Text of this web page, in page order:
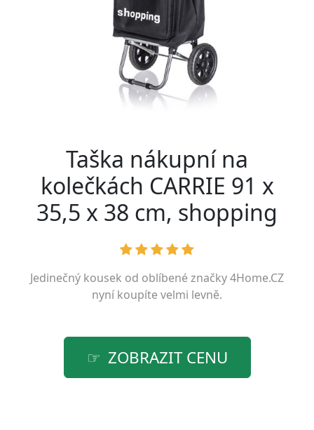
Taška nákupní na
kolečkách CARRIE 91 x
35,5 x 38 cm, shopping
Jedinečný kousek od oblíbené značky4Home.CZ
nyní koupíte velmi levně.
ZOBRAZIT CENU